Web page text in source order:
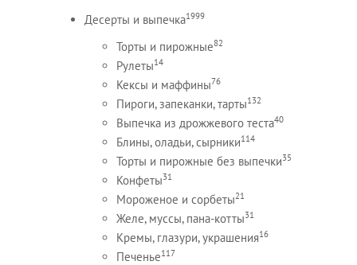
Десерты и выпечка1999
Торты и пирожные82
Рулеты14
Кексы и маффины76
Пироги, запеканки, тарты132
Выпечка из дрожжевого теста40
Блины, оладьи, сырники114
Торты и пирожные без выпечки35
Конфеты31
Мороженое и сорбеты21
Желе, муссы, пана-котты31
Кремы, глазури, украшения16
Печенье117